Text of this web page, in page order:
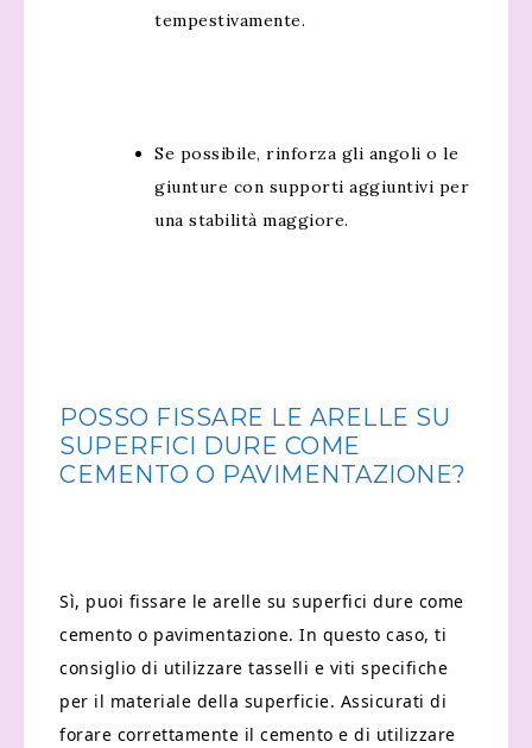
tempestivamente.
Se possibile, rinforza gli angoli o le
giunture con supporti aggiuntivi per
una stabilità maggiore.
POSSO FISSARE LE ARELLE SU
SUPERFICI DURE COME
CEMENTO O PAVIMENTAZIONE?
Sì, puoi fissare le arelle su superfici dure come
cemento o pavimentazione. In questo caso, ti
consiglio di utilizzare tasselli e viti specifiche
per il materiale della superficie. Assicurati di
forare correttamente il cemento e di utilizzare